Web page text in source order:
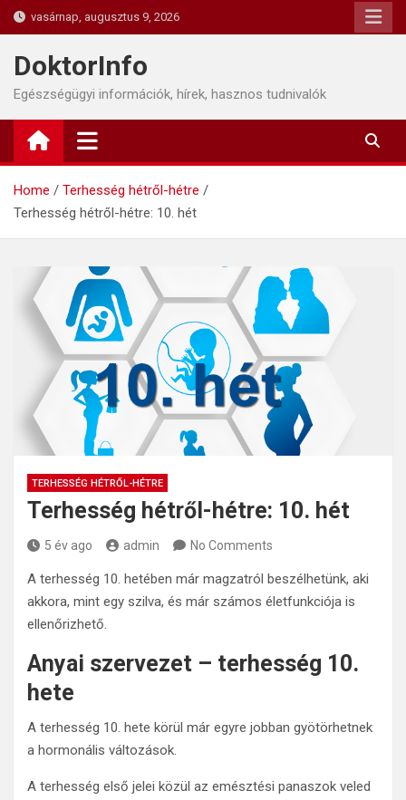
Skip
to
content
vasárnap, augusztus 9, 2026
DoktorInfo
Egészségügyi információk, hírek, hasznos tudnivalók
Home
Terhesség hétről-hétre
Terhesség hétről-hétre: 10. hét
TERHESSÉG HÉTRŐL-HÉTRE
Terhesség hétről-hétre: 10. hét
5 év ago admin No Comments
A terhesség 10. hetében már magzatról beszélhetünk, aki
akkora, mint egy szilva, és már számos életfunkciója is
ellenőrizhető.
Anyai szervezet – terhesség 10.
hete
A terhesség 10. hete körül már egyre jobban gyötörhetnek
a hormonális változások.
A terhesség első jelei közül az emésztési panaszok veled